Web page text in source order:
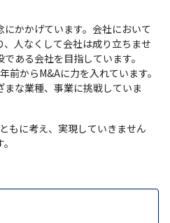
かかげています。会社において
人なくして会社は成り立ちませ
ある会社を目指しています。
前からM&Aに力を入れています。
な業種、事業に挑戦していま
もに考え、実現していきません